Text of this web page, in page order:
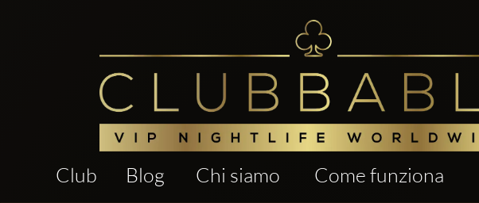
Club Blog Chi siamo Come funziona